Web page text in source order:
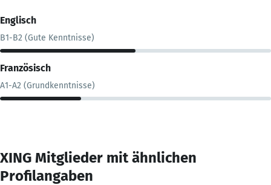
Englisch
B1-B2 (Gute Kenntnisse)
Französisch
A1-A2 (Grundkenntnisse)
XING Mitglieder mit ähnlichen
Profilangaben